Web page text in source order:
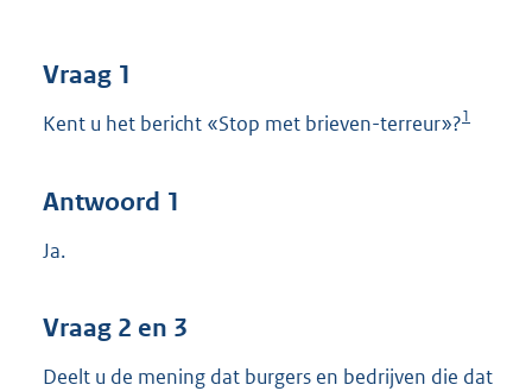
Vraag 1
Kent u het bericht «Stop met brieven-terreur»?1
Antwoord 1
Ja.
Vraag 2 en 3
Deelt u de mening dat burgers en bedrijven die dat